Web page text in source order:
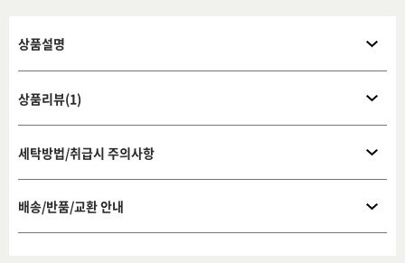
상품설명
상품리뷰(1)
세탁방법/취급시 주의사항
배송/반품/교환 안내